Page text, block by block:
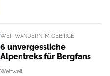
WEITWANDERN IM GEBIRGE
6 unvergessliche
Alpentreks für Bergfans
Weltweit